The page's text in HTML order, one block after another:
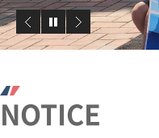
NOTICE